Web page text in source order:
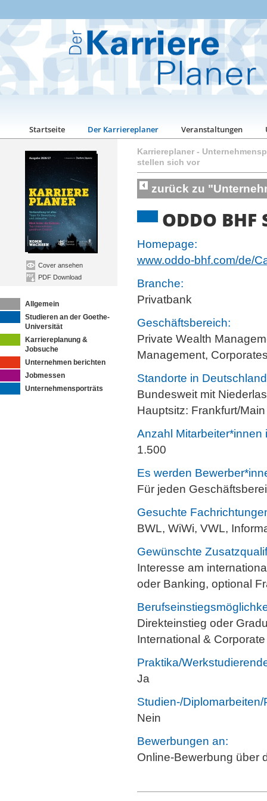
Startseite Der Karriereplaner Veranstaltungen
Cover ansehen
PDF Download
Allgemein
Studieren an der Goethe-
Universität
Karriereplanung &
Jobsuche
Unternehmen berichten
Jobmessen
Unternehmensporträts
Karriereplaner -
stellen sich vor
zurück zu
ODDO BHF
Homepage:
www.oddo-bhf.com/de/
Branche:
Privatbank
Geschäftsbereich:
Private Wealth
Management,
Standorte in
Bundesweit mit
Hauptsitz: Frankfurt/Main
Anzahl Mitarbeiter*innen
1.500
Es werden
Für jeden
Gesuchte
BWL, WiWi, VWL,
Gewünschte
Interesse am
oder Banking, optional
Direkteinstieg oder
International &
Praktika/
Ja
Studien-/
Nein
Bewerbungen an:
Online-Bewerbung über